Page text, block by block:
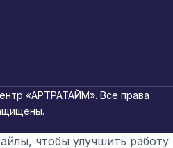
«АРТРАТАЙМ». Все права
чтобы улучшить работу